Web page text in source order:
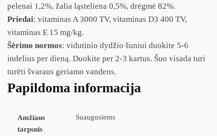
pelenai 1,2%, žalia ląsteliena 0,5%, drėgmė 82%.
Priedai: vitaminas A 3000 TV, vitaminas D3 400 TV,
vitaminas E 15 mg/kg.
Šėrimo normos: vidutinio dydžio šuniui duokite 5-6
indelius per dieną. Duokite per 2-3 kartus. Šuo visada turi
turėti švaraus geriamo vandens.
Papildoma informacija
Amžiaus
tarpsnis
Suaugusiems